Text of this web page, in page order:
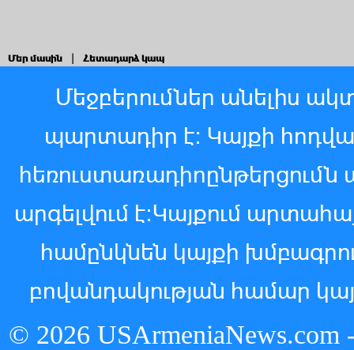
Մեր մասին Հետադարձ կապ
Մեջբերումներ անելիս
պարտադիր է: Կայքի
հեռուստառադիոընթերցումն
արգելվում է:Կայքում
համընկնեն կայքի
բովանդակության համար
© 2026